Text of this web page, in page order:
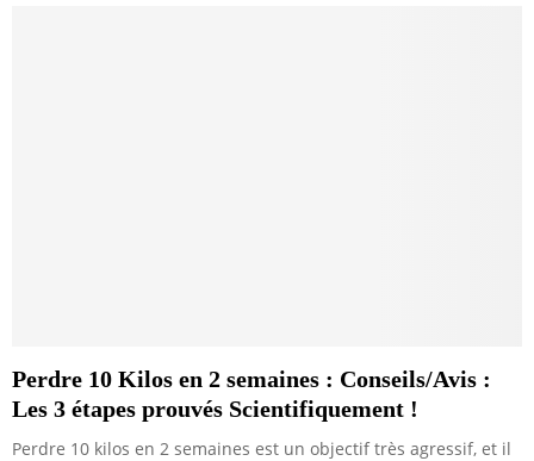
Perdre 10 Kilos en 2 semaines : Conseils/Avis :
Les 3 étapes prouvés Scientifiquement !
Perdre 10 kilos en 2 semaines est un objectif très agressif, et il